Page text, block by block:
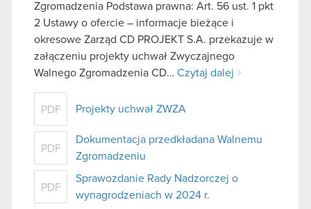
Zgromadzenia Podstawa prawna: Art. 56 ust. 1 pkt
2 Ustawy o ofercie – informacje bieżące i
okresowe Zarząd CD PROJEKT S.A. przekazuje w
załączeniu projekty uchwał Zwyczajnego
Walnego Zgromadzenia CD… Czytaj dalej
PDF Projekty uchwał ZWZA
PDF
Dokumentacja przedkładana Walnemu
Zgromadzeniu
PDF
Sprawozdanie Rady Nadzorczej o
wynagrodzeniach w 2024 r.